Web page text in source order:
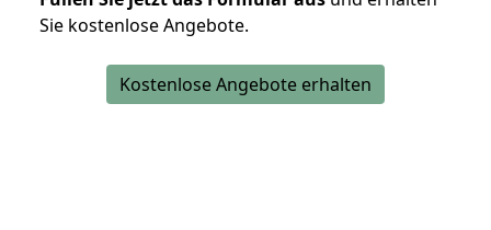
Sie kostenlose Angebote.
Kostenlose Angebote erhalten